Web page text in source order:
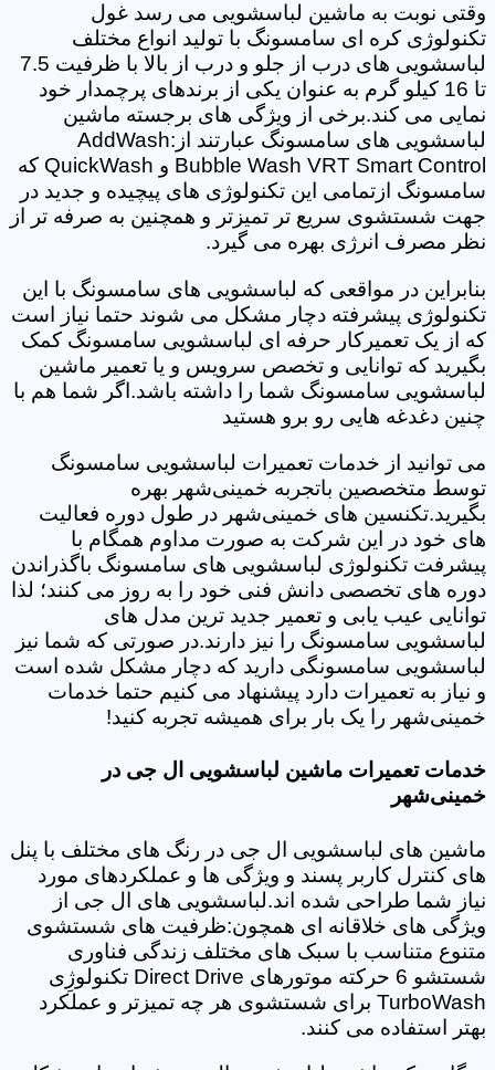
وقتی نوبت به ماشین لباسشویی می رسد غول
تکنولوژی کره ای سامسونگ با تولید انواع مختلف
لباسشویی های درب از جلو و درب از بالا با ظرفیت 7.5
تا 16 کیلو گرم به عنوان یکی از برندهای پرچمدار خود
نمایی می کند.برخی از ویژگی های برجسته ماشین
لباسشویی های سامسونگ عبارتند از:AddWash
Bubble Wash VRT Smart Control و QuickWash که
سامسونگ ازتمامی این تکنولوژی های پیچیده و جدید در
جهت شستشوی سریع تر تمیزتر و همچنین به صرفه تر از
نظر مصرف انرژی بهره می گیرد.
بنابراین در مواقعی که لباسشویی های سامسونگ با این
تکنولوژی پیشرفته دچار مشکل می شوند حتما نیاز است
که از یک تعمیرکار حرفه ای لباسشویی سامسونگ کمک
بگیرید که توانایی و تخصص سرویس و یا تعمیر ماشین
لباسشویی سامسونگ شما را داشته باشد.اگر شما هم با
چنین دغدغه هایی رو برو هستید
می توانید از خدمات تعمیرات لباسشویی سامسونگ
توسط متخصصین باتجربه خمینی‌شهر بهره
بگیرید.تکنسین های خمینی‌شهر در طول دوره فعالیت
های خود در این شرکت به صورت مداوم همگام با
پیشرفت تکنولوژی لباسشویی های سامسونگ باگذراندن
دوره های تخصصی دانش فنی خود را به روز می کنند؛ لذا
توانایی عیب یابی و تعمیر جدید ترین مدل های
لباسشویی سامسونگ را نیز دارند.در صورتی که شما نیز
لباسشویی سامسونگی دارید که دچار مشکل شده است
و نیاز به تعمیرات دارد پیشنهاد می کنیم حتما خدمات
خمینی‌شهر را یک بار برای همیشه تجربه کنید!
خدمات تعمیرات ماشین لباسشویی ال جی در
خمینی‌شهر
ماشین های لباسشویی ال جی در رنگ های مختلف با پنل
های کنترل کاربر پسند و ویژگی ها و عملکردهای مورد
نیاز شما طراحی شده اند.لباسشویی های ال جی از
ویژگی های خلاقانه ای همچون:ظرفیت های شستشوی
متنوع متناسب با سبک های مختلف زندگی فناوری
شستشو 6 حرکته موتورهای Direct Drive تکنولوژِی
TurboWash برای شستشوی هر چه تمیزتر و عملکرد
بهتر استفاده می کنند.